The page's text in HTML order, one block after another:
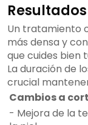
Un tratamiento
más densa y
que cuides bien
La duración de
crucial
Cambios a
- Mejora de la